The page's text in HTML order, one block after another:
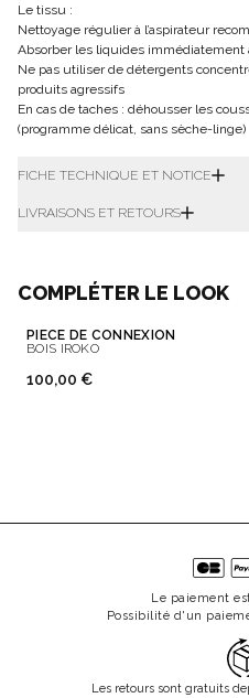
Le tissu :
Nettoyage régulier à l’aspirateur
Absorber les liquides immédiatement
Ne pas utiliser de détergents
produits agressifs
En cas de taches : déhousser les
(programme délicat, sans sèche-linge)
FICHE TECHNIQUE ET NOTICE
LIVRAISONS ET RETOURS
COMPLÉTER LE LOOK
PIÈCE DE CONNEXION
BOIS IROKO
100,00 €
Le paiement
Possibilité d'un
Les retours sont gratuits